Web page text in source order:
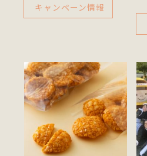
キャンペーン情報